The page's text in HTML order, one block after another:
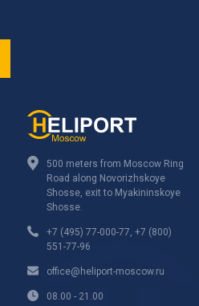
500 meters from Moscow Ring
Road along Novorizhskoye
Shosse, exit to Myakininskoye
Shosse.
+7 (495) 77-000-77, +7 (800)
551-77-96
office@heliport-moscow.ru
08.00 - 21.00